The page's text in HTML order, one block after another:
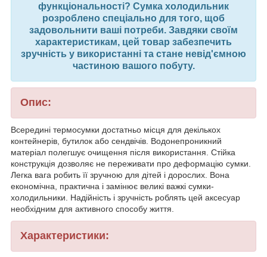
функціональності? Сумка холодильник
розроблено спеціально для того, щоб
задовольнити ваші потреби. Завдяки своїм
характеристикам, цей товар забезпечить
зручність у використанні та стане невід'ємною
частиною вашого побуту.
Опис:
Всередині термосумки достатньо місця для декількох
контейнерів, бутилок або сендвічів. Водонепроникний
матеріал полегшує очищення після використання. Стійка
конструкція дозволяє не переживати про деформацію сумки.
Легка вага робить її зручною для дітей і дорослих. Вона
економічна, практична і замінює великі важкі сумки-
холодильники. Надійність і зручність роблять цей аксесуар
необхідним для активного способу життя.
Характеристики: